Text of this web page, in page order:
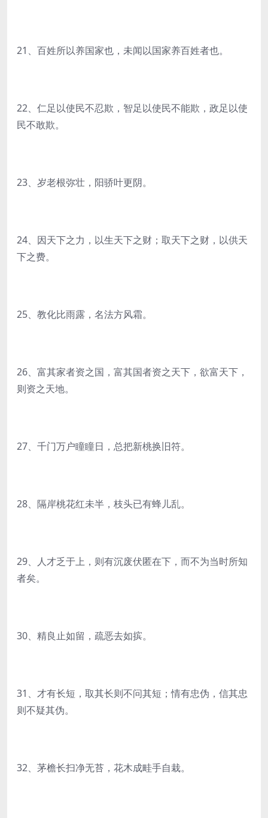
21、百姓所以养国家也，未闻以国家养百姓者也。
22、仁足以使民不忍欺，智足以使民不能欺，政足以使
民不敢欺。
23、岁老根弥壮，阳骄叶更阴。
24、因天下之力，以生天下之财；取天下之财，以供天
下之费。
25、教化比雨露，名法方风霜。
26、富其家者资之国，富其国者资之天下，欲富天下，
则资之天地。
27、千门万户瞳瞳日，总把新桃换旧符。
28、隔岸桃花红未半，枝头已有蜂儿乱。
29、人才乏于上，则有沉废伏匿在下，而不为当时所知
者矣。
30、精良止如留，疏恶去如摈。
31、才有长短，取其长则不问其短；情有忠伪，信其忠
则不疑其伪。
32、茅檐长扫净无苔，花木成畦手自栽。